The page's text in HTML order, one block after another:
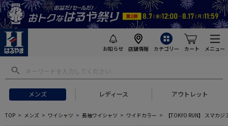
お知らせ 店舗情報 カテゴリー カート メニュー
メンズ レディース アウトレット
TOP メンズ ワイシャツ 長袖ワイシャツ ワイドカラー 【TOKYO RUN】 スマカ